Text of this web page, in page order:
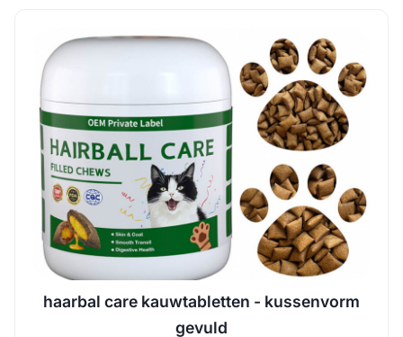
haarbal care kauwtabletten - kussenvorm
gevuld